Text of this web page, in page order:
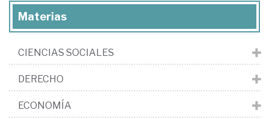
Materias
CIENCIAS SOCIALES
DERECHO
ECONOMÍA